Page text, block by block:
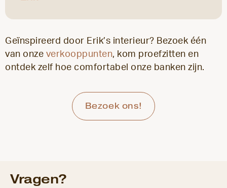
Geïnspireerd door Erik’s interieur? Bezoek één
van onze verkooppunten, kom proefzitten en
ontdek zelf hoe comfortabel onze banken zijn.
Bezoek ons!
Vragen?